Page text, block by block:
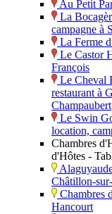
Au Petit
La
campagne à
La Ferme
Le Castor
François
Le Cheval
restaurant à
Champaubert
Le Swin
location,
Chambres
d'Hôtes -
Châtillon-
Chambres
Hancourt